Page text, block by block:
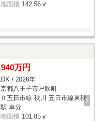
面積 142.56㎡
万円
/ 2026年
都八王子市戸吹町
Ｒ五日市線 秋川 五日市線東秋
車分
面積 101.85㎡